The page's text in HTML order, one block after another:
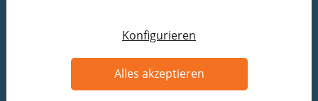
Konfigurieren
Alles akzeptieren
Nachdem unsere Kundinnen und Kunden ihre
Fahrzeuge online bewerten lassen, können sie ihr
Fahrzeug direkt zu uns in der Filiale bringen und